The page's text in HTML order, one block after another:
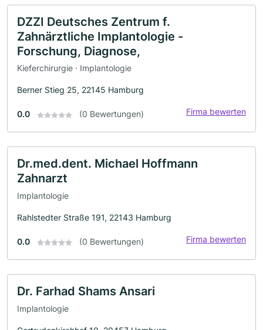
DZZI Deutsches Zentrum f.
Zahnärztliche Implantologie -
Forschung, Diagnose,
Kieferchirurgie · Implantologie
Berner Stieg 25, 22145 Hamburg
0.0 (0 Bewertungen) Firma bewerten
Dr.med.dent. Michael Hoffmann
Zahnarzt
Implantologie
Rahlstedter Straße 191, 22143 Hamburg
0.0 (0 Bewertungen) Firma bewerten
Dr. Farhad Shams Ansari
Implantologie